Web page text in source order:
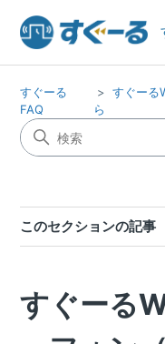
すぐーる
FAQ
すぐーる
ら
このセクションの記事
すぐーる